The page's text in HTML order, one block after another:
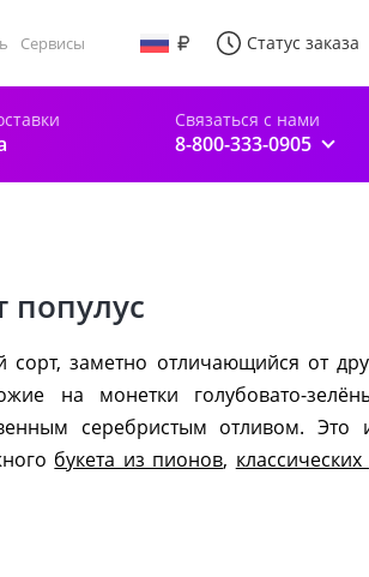
Сервисы Статус заказа
Связаться с нами
8-800-333-0905
популус
сорт, заметно отличающийся от
на монетки голубовато-
серебристым отливом. Это
букета из пионов,